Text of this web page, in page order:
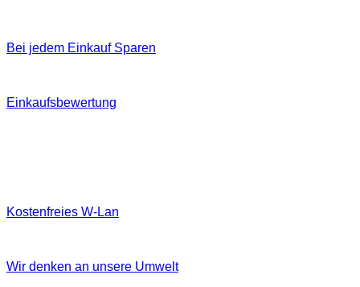
Bei jedem Einkauf Sparen
Einkaufsbewertung
Kostenfreies W‐Lan
Wir denken an unsere Umwelt